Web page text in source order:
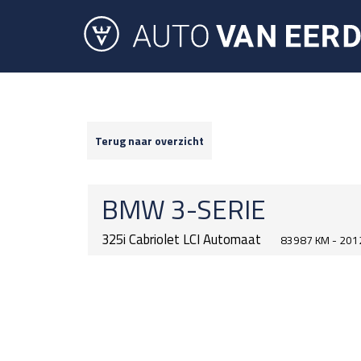
Terug naar overzicht
BMW3-SERIE
325i Cabriolet LCI Automaat 83987 KM -